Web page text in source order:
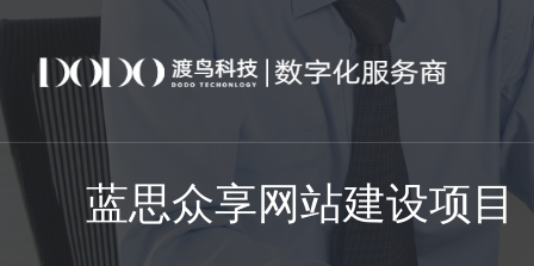
蓝思众享网站建设项目